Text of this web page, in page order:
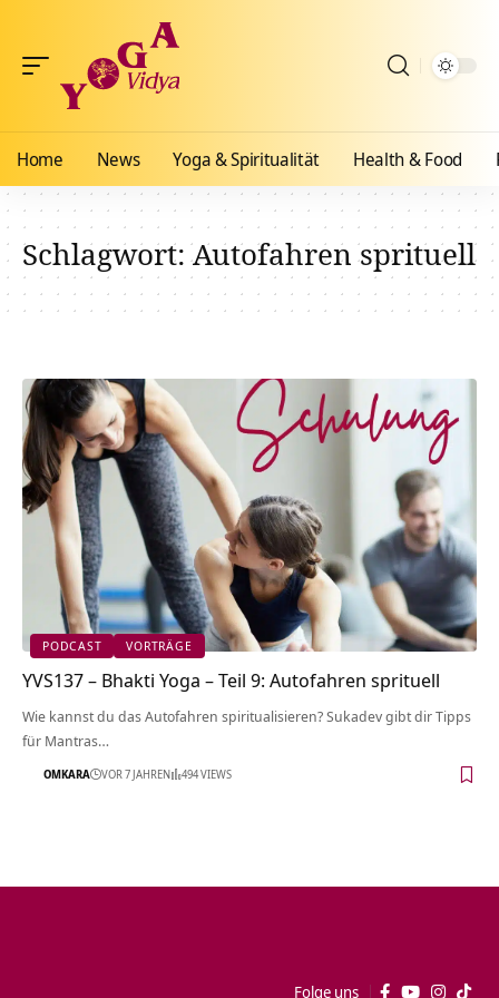
Home News Yoga & Spiritualität Health & Food
Schlagwort:Autofahren sprituell
PODCAST VORTRÄGE
YVS137 – Bhakti Yoga – Teil 9: Autofahren sprituell
Wie kannst du das Autofahren spiritualisieren? Sukadev gibt dir Tipps
für Mantras…
OMKARA VOR 7 JAHREN 494 VIEWS
Folge uns